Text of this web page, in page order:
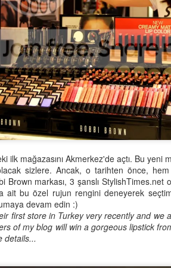
ilk mağazasını Akmerkez'de açtı. Bu yeni
sizlere. Ancak, o tarihten önce, hem
Brown markası, 3 şanslı
ait bu özel rujun rengini deneyerek
devam edin :)
first store in Turkey very recently and
of my blog will win a gorgeous lipstick
details...
sorunlarını
ilaçlarını
hastalarına
uygun
soruları
:)